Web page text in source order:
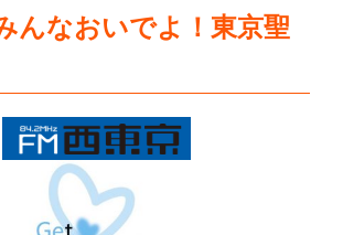
なおいでよ！東京聖